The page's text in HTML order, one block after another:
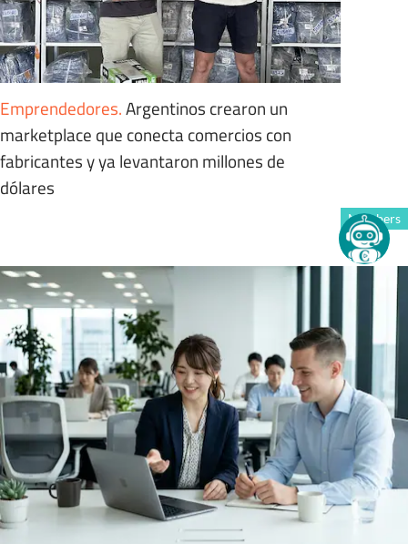
Emprendedores.Argentinos crearon un
marketplace que conecta comercios con
fabricantes y ya levantaron millones de
dólares
Members